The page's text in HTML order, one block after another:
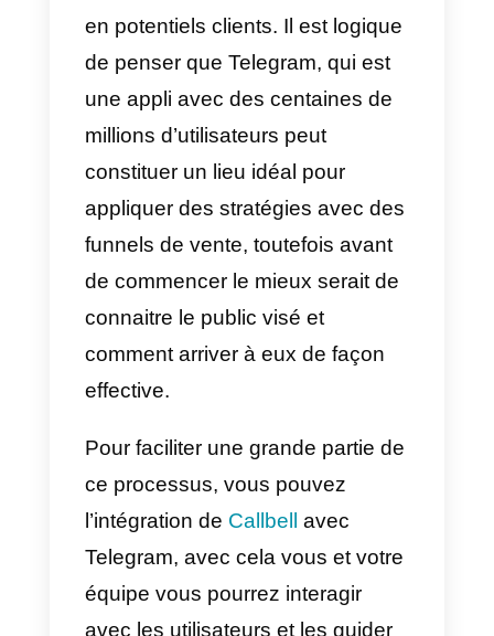
Dans ce nouvel article, nous
verronscomment créer votre
propre funnel de vente sur
Telegramet comment Callbell
peut vous aider à le faire.
Comment fonctionne un
entonnoir de vente orienté